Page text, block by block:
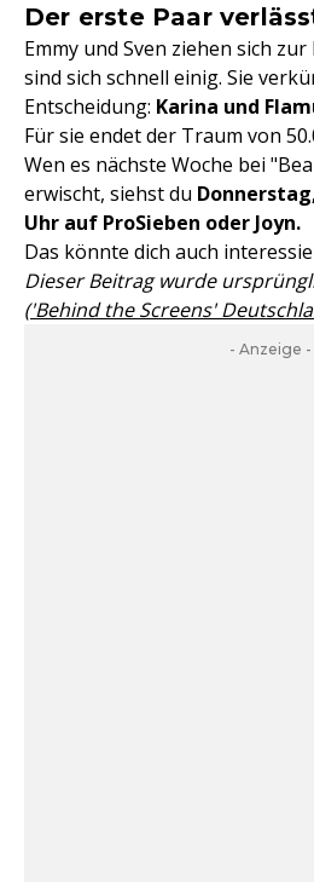
Der erste Paar
Emmy und Sven ziehen sich
sind sich schnell einig. Sie
Entscheidung: Karina und
Für sie endet der Traum von
Wen es nächste Woche bei
erwischt, siehst du
Uhr auf ProSieben oder Joyn.
Das könnte dich auch
Dieser Beitrag wurde
('Behind the Screens'
- Anzeige -